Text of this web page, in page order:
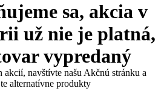
sa, akcia v
už nie je platná,
vypredaný
akcií, navštívte našu Akčnú stránku a
alternatívne produkty